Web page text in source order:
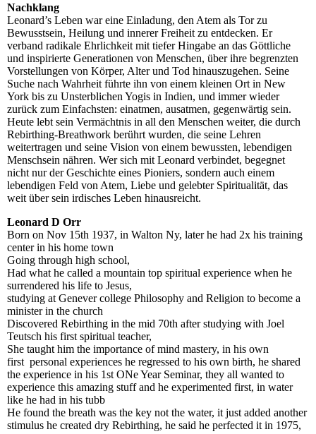
Nachklang
Leonard’s Leben war eine Einladung, den Atem als Tor zu
Bewusstsein, Heilung und innerer Freiheit zu entdecken. Er
verband radikale Ehrlichkeit mit tiefer Hingabe an das Göttliche
und inspirierte Generationen von Menschen, über ihre begrenzten
Vorstellungen von Körper, Alter und Tod hinauszugehen. Seine
Suche nach Wahrheit führte ihn von einem kleinen Ort in New
York bis zu Unsterblichen Yogis in Indien, und immer wieder
zurück zum Einfachsten: einatmen, ausatmen, gegenwärtig sein.
Heute lebt sein Vermächtnis in all den Menschen weiter, die durch
Rebirthing-Breathwork berührt wurden, die seine Lehren
weitertragen und seine Vision von einem bewussten, lebendigen
Menschsein nähren. Wer sich mit Leonard verbindet, begegnet
nicht nur der Geschichte eines Pioniers, sondern auch einem
lebendigen Feld von Atem, Liebe und gelebter Spiritualität, das
weit über sein irdisches Leben hinausreicht.
Leonard D Orr
Born on Nov 15th 1937, in Walton Ny, later he had 2x his training
center in his home town
Going through high school,
Had what he called a mountain top spiritual experience when he
surrendered his life to Jesus,
studying at Genever college Philosophy and Religion to become a
minister in the church
Discovered Rebirthing in the mid 70th after studying with Joel
Teutsch his first spiritual teacher,
She taught him the importance of mind mastery, in his own
first personal experiences he regressed to his own birth, he shared
the experience in his 1st ONe Year Seminar, they all wanted to
experience this amazing stuff and he experimented first, in water
like he had in his tubb
He found the breath was the key not the water, it just added another
stimulus he created dry Rebirthing, he said he perfected it in 1975,